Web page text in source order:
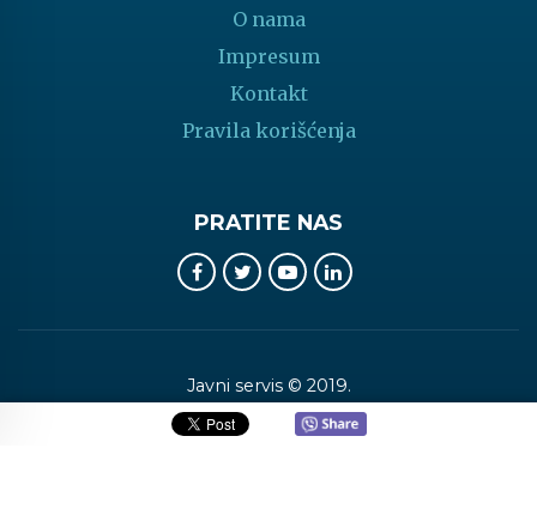
O nama
Impresum
Kontakt
Pravila korišćenja
PRATITE NAS
Javni servis © 2019.